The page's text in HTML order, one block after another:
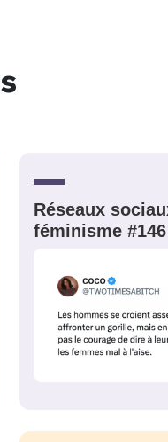
Réseaux
féminisme #146
?
Ma